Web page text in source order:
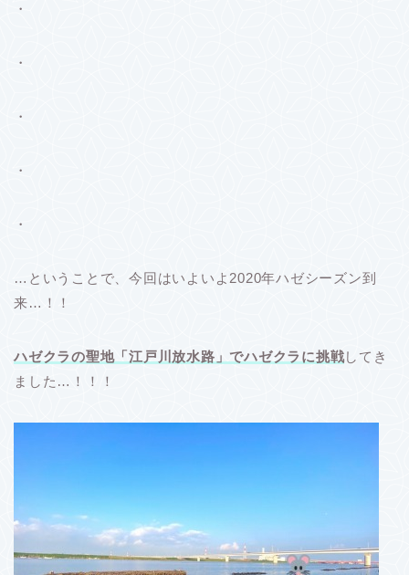
・
・
・
・
・
…ということで、今回はいよいよ2020年ハゼシーズン到
来…！！
ハゼクラの聖地「江戸川放水路」でハゼクラに挑戦してき
ました…！！！